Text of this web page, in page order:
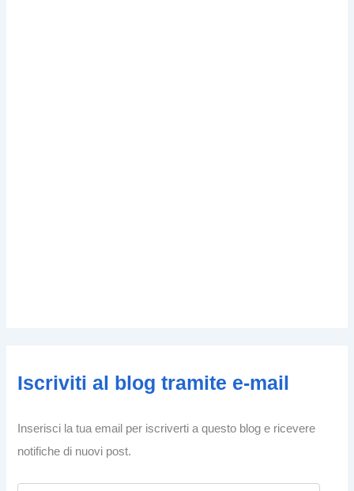
Iscriviti al blog tramite e-mail
Inserisci la tua email per iscriverti a questo blog e ricevere
notifiche di nuovi post.